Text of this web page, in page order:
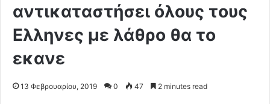
αντικαταστήσει όλους τους
Ελληνες με λάθρο θα το
εκανε
13 Φεβρουαρίου, 2019 0 47 2 minutes read